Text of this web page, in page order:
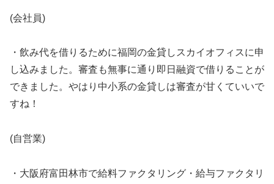
(会社員)
・飲み代を借りるために福岡の金貸しスカイオフィスに申
し込みました。審査も無事に通り即日融資で借りることが
できました。やはり中小系の金貸しは審査が甘くていいで
すね！
(自営業)
・大阪府富田林市で給料ファクタリング・給与ファクタリ